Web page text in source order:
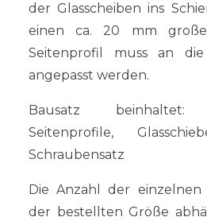
der Glasscheiben ins
einen ca. 20 mm
Seitenprofil muss an
angepasst werden.
Bausatz beinhaltet:
Seitenprofile,
Schraubensatz
Die Anzahl der einzelnen
der bestellten Größe